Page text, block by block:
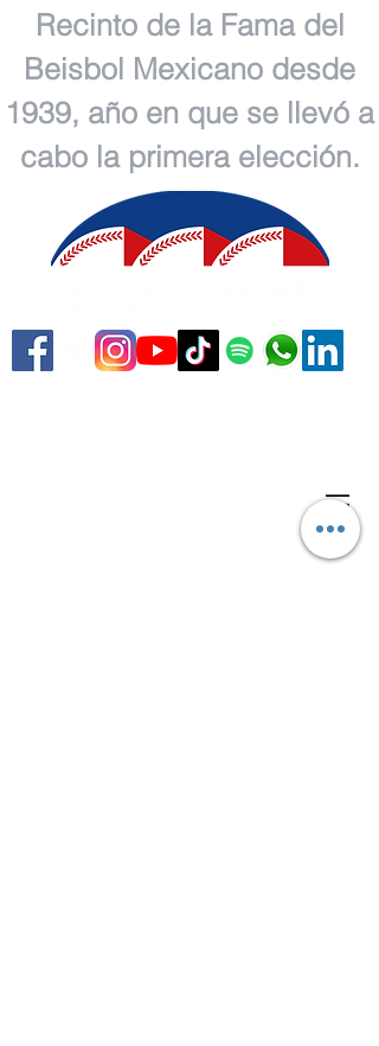
Recinto de la Fama del
Beisbol Mexicano desde
1939, año en que se llevó a
cabo la primera elección.